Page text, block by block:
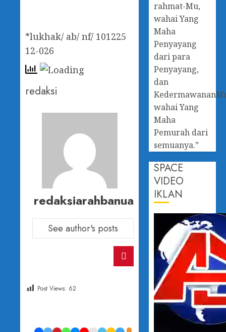
*lukhak/ ab/ nf/ 101225
12-026
redaksi
redaksiarahbanua
See author's posts
Post Views: 62
rahmat-Mu,
wahai Yang
Maha
Penyayang
dari para
Penyayang,
dan
wahai Yang
Maha
Pemurah dari
semuanya.”
SPACE
VIDEO
IKLAN